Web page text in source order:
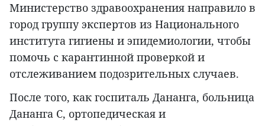
Министерство здравоохранения направило в
город группу экспертов из Национального
института гигиены и эпидемиологии, чтобы
помочь с карантинной проверкой и
отслеживанием подозрительных случаев.
После того, как госпиталь Дананга, больница
Дананга С, ортопедическая и